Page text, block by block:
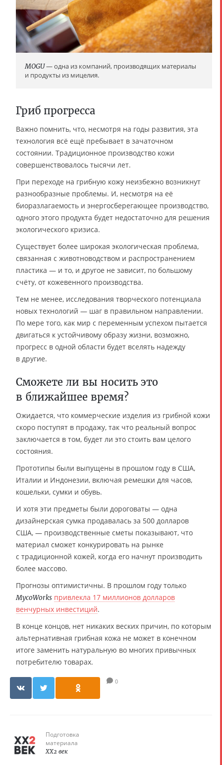
MOGU— одна из компаний, производящих материалы
и продукты из мицелия.
Гриб прогресса
Важно помнить, что, несмотря на годы развития, эта
технология всё ещё пребывает в зачаточном
состоянии. Традиционное производство кожи
совершенствовалось тысячи лет.
При переходе на грибную кожу неизбежно возникнут
разнообразные проблемы. И, несмотря на её
биоразлагаемость и энергосберегающее производство,
одного этого продукта будет недостаточно для решения
экологического кризиса.
Существует более широкая экологическая проблема,
связанная с животноводством и распространением
пластика — и то, и другое не зависит, по большому
счёту, от кожевенного производства.
Тем не менее, исследования творческого потенциала
новых технологий — шаг в правильном направлении.
По мере того, как мир с переменным успехом пытается
двигаться к устойчивому образу жизни, возможно,
прогресс в одной области будет вселять надежду
в другие.
Сможете ли вы носить это
в ближайшее время?
Ожидается, что коммерческие изделия из грибной кожи
скоро поступят в продажу, так что реальный вопрос
заключается в том, будет ли это стоить вам целого
состояния.
Прототипы были выпущены в прошлом году в США,
Италии и Индонезии, включая ремешки для часов,
кошельки, сумки и обувь.
И хотя эти предметы были дороговаты — одна
дизайнерская сумка продавалась за 500 долларов
США, — производственные сметы показывают, что
материал сможет конкурировать на рынке
с традиционной кожей, когда его начнут производить
более массово.
Прогнозы оптимистичны. В прошлом году только
MycoWorks привлекла 17 миллионов долларов
венчурных инвестиций.
В конце концов, нет никаких веских причин, по которым
альтернативная грибная кожа не может в конечном
итоге заменить натуральную во многих привычных
потребителю товарах.
0
Подготовка
материала
XX2 век